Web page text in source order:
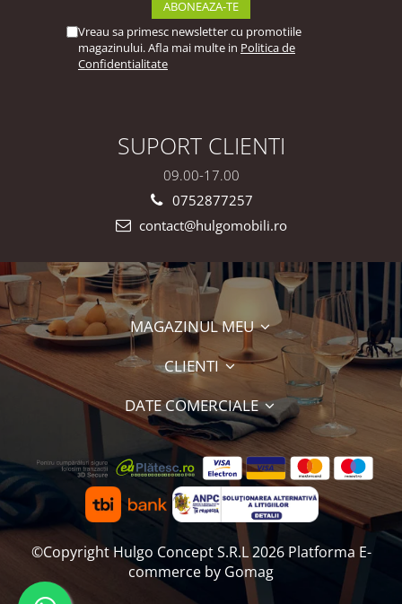
Vreau sa primesc newsletter cu promotiile
magazinului. Afla mai multe in Politica de
Confidentialitate
SUPORT CLIENTI
09.00-17.00
0752877257
contact@hulgomobili.ro
MAGAZINUL MEU
CLIENTI
DATE COMERCIALE
©Copyright Hulgo Concept S.R.L 2026 Platforma E-
commerce by Gomag